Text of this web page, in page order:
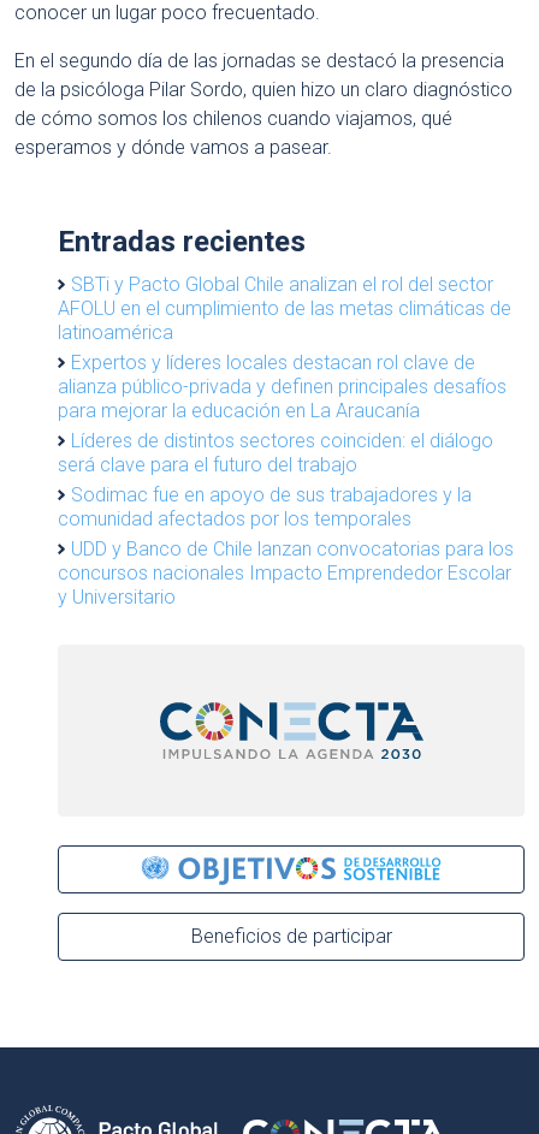
conocer un lugar poco frecuentado.
En el segundo día de las jornadas se destacó la presencia
de la psicóloga Pilar Sordo, quien hizo un claro diagnóstico
de cómo somos los chilenos cuando viajamos, qué
esperamos y dónde vamos a pasear.
Entradas recientes
SBTi y Pacto Global Chile analizan el rol del sector
AFOLU en el cumplimiento de las metas climáticas de
latinoamérica
Expertos y líderes locales destacan rol clave de
alianza público-privada y definen principales desafíos
para mejorar la educación en La Araucanía
Líderes de distintos sectores coinciden: el diálogo
será clave para el futuro del trabajo
Sodimac fue en apoyo de sus trabajadores y la
comunidad afectados por los temporales
UDD y Banco de Chile lanzan convocatorias para los
concursos nacionales Impacto Emprendedor Escolar
y Universitario
Beneficios de participar